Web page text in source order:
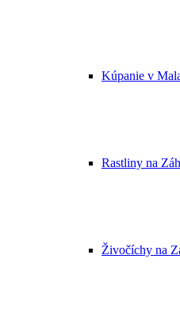
Kúpanie v
Rastliny na
Živočíchy na